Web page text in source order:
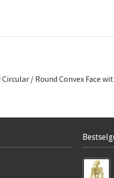
/ Round Convex Face